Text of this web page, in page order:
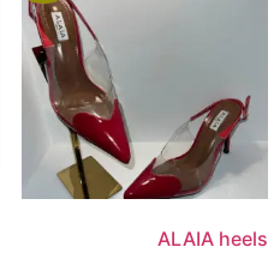
ALAIA heels